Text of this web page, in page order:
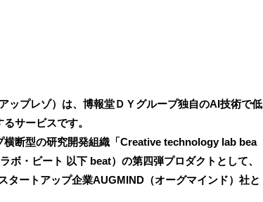
ップレゾ）は、博報堂ＤＹグループ独自のAI技術で低
サービスです。
横断型の研究開発組織「Creative technology lab bea
ボ・ビート 以下 beat）の第四弾プロダクトとして、
タートアップ企業AUGMIND（オーグマインド）社と